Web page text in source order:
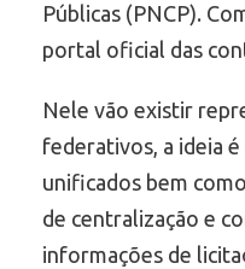
Públicas (PNCP).
portal oficial das
Nele vão existir
federativos, a ideia
unificados bem
de centralização e
informações de